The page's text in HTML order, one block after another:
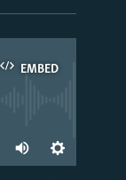
EMBED